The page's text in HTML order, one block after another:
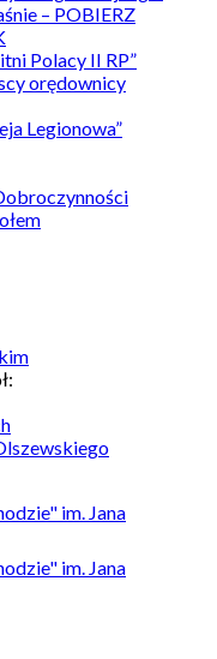
– POBIERZ
Polacy II RP”
orędownicy
Legionowa”